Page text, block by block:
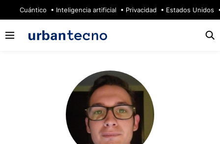
Cuántico Inteligencia artificial Privacidad Estados Unidos